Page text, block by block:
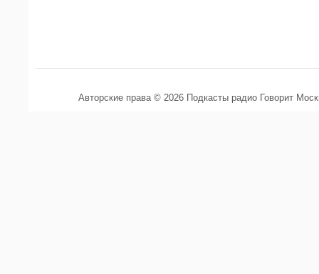
Авторские права © 2026 Подкасты радио Говорит